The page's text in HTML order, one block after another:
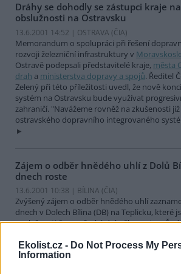
Ekolist.cz - Do Not Process My
Information
Dráhy se dohodly se zástupci kraje
obslužnosti na Ostravsku
13.6.2001 14:52 | OSTRAVA (ČIA)
Memorandum o spolupráci při řešení
rozvoji železniční infrastruktury v
Ostravě podepsali představitelé kraje, města
drah a ministerstva dopravy a spojů. Ředitel
Zelený při této příležitosti uvedl, že nově
systém na Ostravsku bude využívat
zahraničí. "Navážeme rovněž na zkušenosti
ostravského dopravního integrovaného
Zájem o odběr hnědého uhlí z Dolů
dnech roste
13.6.2001 10:38 | BÍLINA (ČIA)
Zvýšený zájem o odběr hnědého uhlí
dnech v Dolech Bílina (DB) na Teplicku, které
společnosti Severočeské doly Chomutov.
Ledvicích (ÚUL) Milan Vrzák dnes ČIA řekl, že
cena tříděného uhlí pro měsíce květen a
nákladní automobily najíždějí pod násypky